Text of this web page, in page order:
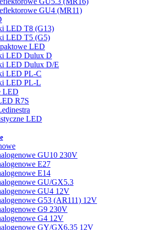
GU4 (MR11)
LED T8 (G13)
LED T5 (G5)
LED
LED Dulux D
LED Dulux D/E
LED PL-C
LED PL-L
LED
R7S
LED
GU10 230V
E27
E14
GU/GX5.3
GU4 12V
G53 (AR111) 12V
G9 230V
G4 12V
GY/GX6.35 12V